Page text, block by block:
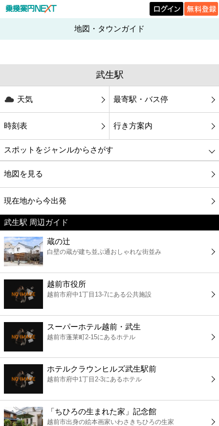
地図・タウンガイド
武生駅
天気 最寄駅・バス停
時刻表 行き方案内
スポットをジャンルからさがす
グルメ
映画
美容
コンビニ
薬局
スーパー
エンタメ
書店
ファミレス
地図を見る
現在地から今出発
武生駅 周辺ガイド
蔵の辻
白壁の蔵が建ち並ぶ通おしゃれな街並み
越前市役所
越前市府中1丁目13-7にある公共施設
スーパーホテル越前・武生
越前市蓬莱町2-15にあるホテル
ホテルクラウンヒルズ武生駅前
越前市府中1丁目2-3にあるホテル
「ちひろの生まれた家」記念館
越前市出身の絵本画家いわさきちひろの生家